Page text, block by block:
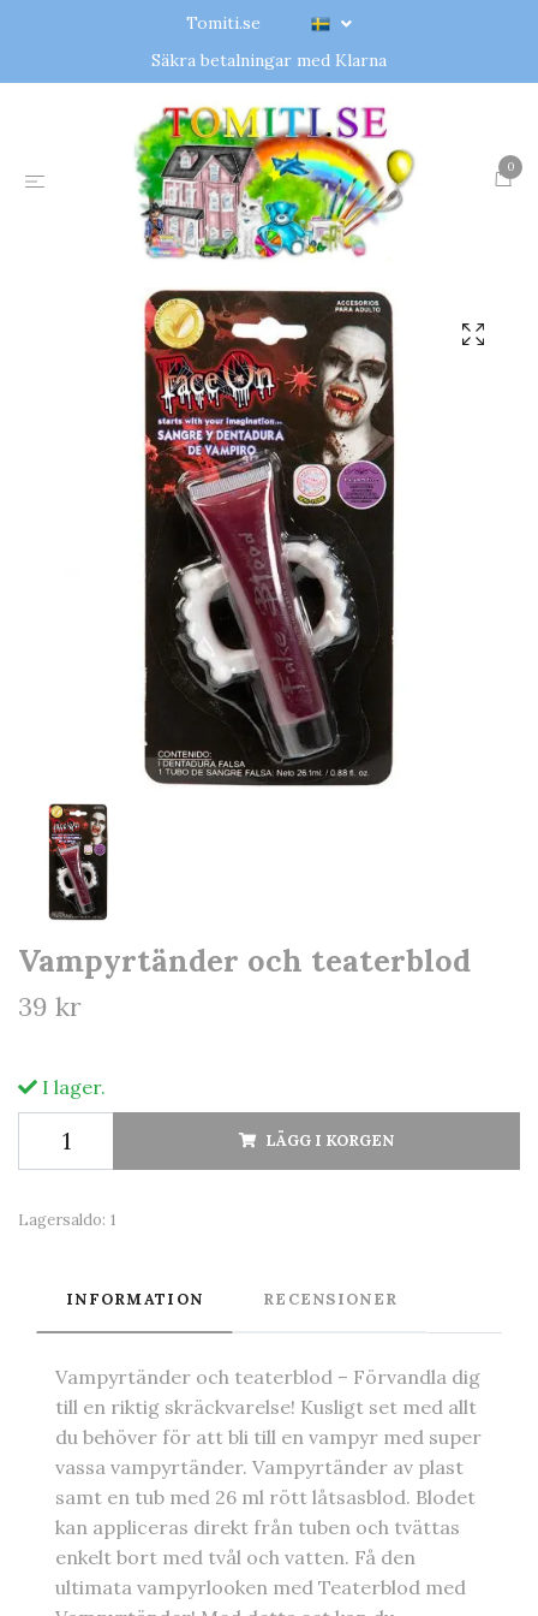
Tomiti.se
Säkra betalningar med Klarna
0
Vampyrtänder och teaterblod
39 kr
I lager.
LÄGG I KORGEN
Lagersaldo: 1
INFORMATION RECENSIONER
Vampyrtänder och teaterblod – Förvandla dig
till en riktig skräckvarelse! Kusligt set med allt
du behöver för att bli till en vampyr med super
vassa vampyrtänder. Vampyrtänder av plast
samt en tub med 26 ml rött låtsasblod. Blodet
kan appliceras direkt från tuben och tvättas
enkelt bort med tvål och vatten. Få den
ultimata vampyrlooken med Teaterblod med